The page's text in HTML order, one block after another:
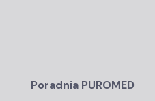
Poradnia PUROMED